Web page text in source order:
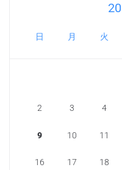
日 月 火
2 3 4
9 10 11
16 17 18